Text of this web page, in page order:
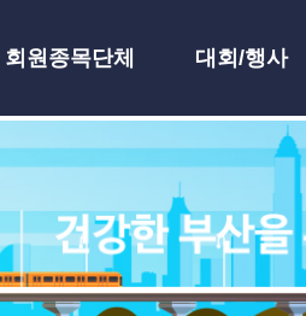
회원종목단체 대회/행사